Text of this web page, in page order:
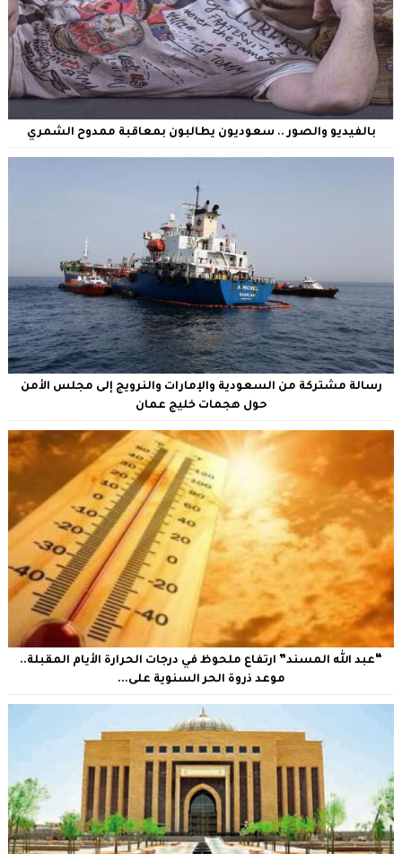
بالفيديو والصور .. سعوديون يطالبون بمعاقبة ممدوح الشمري
رسالة مشتركة من السعودية والإمارات والنرويج إلى مجلس الأمن
حول هجمات خليج عمان
“عبد الله المسند” ارتفاع ملحوظ في درجات الحرارة الأيام المقبلة..
موعد ذروة الحر السنوية على...